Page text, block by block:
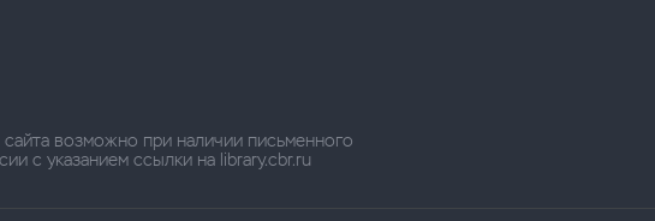
возможно при наличии письменного
с указанием ссылки на library.cbr.ru